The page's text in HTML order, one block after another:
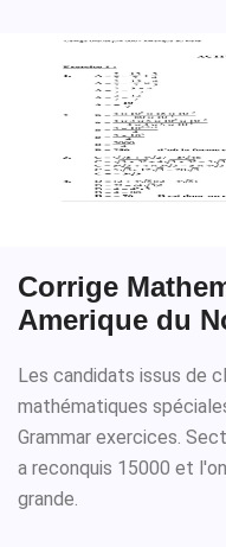
Corrige
Amerique du
Les candidats issus de
mathématiques
Grammar exercices.
a reconquis 15000 et
grande.